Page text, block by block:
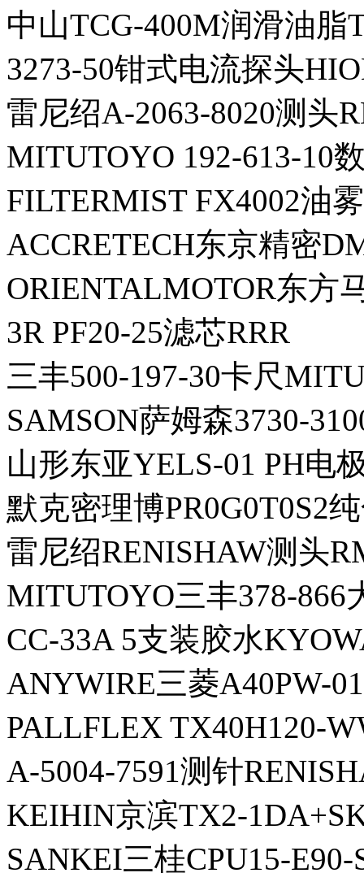
中山TCG-400M润滑油脂
3273-50钳式电流探头
雷尼绍A-2063-8020测头
MITUTOYO 192-613-10
FILTERMIST FX4002油
ACCRETECH东京精密
ORIENTALMOTOR东方
3R PF20-25滤芯RRR
三丰500-197-30卡尺
SAMSON萨姆森3730-
山形东亚YELS-01 PH电
默克密理博PR0G0T0S2
雷尼绍RENISHAW测头
MITUTOYO三丰378-866
CC-33A 5支装胶水
ANYWIRE三菱A40PW-
PALLFLEX TX40H120-
A-5004-7591测针
KEIHIN京滨TX2-
SANKEI三桂CPU15-E90-